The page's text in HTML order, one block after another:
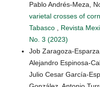
Pablo Andrés-Meza,
varietal crosses of
Tabasco
Revista
No. 3 (2023)
Job Zaragoza-
Alejandro Espinosa-
Julio Cesar García-